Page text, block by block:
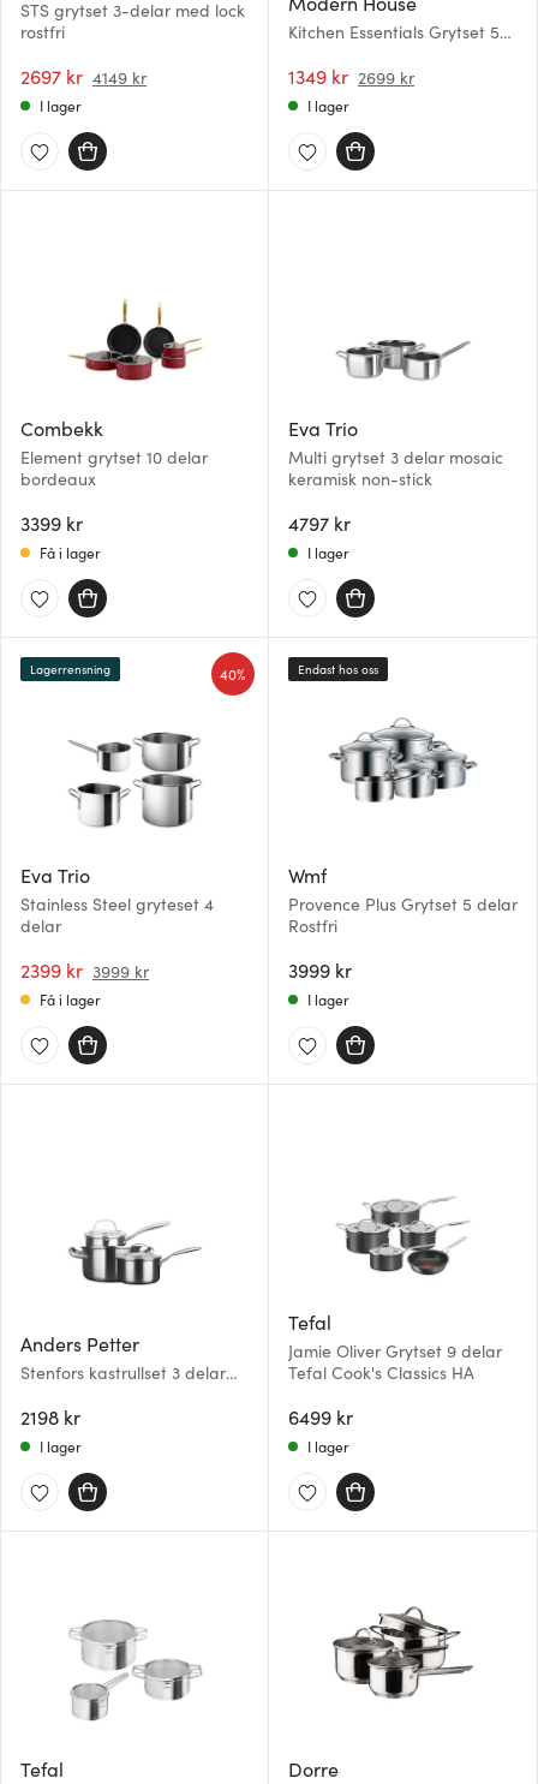
STS grytset 3-delar med lock
rostfri
2697 kr 4149 kr
I lager
Kitchen Essentials Grytset 5
1349 kr 2699 kr
I lager
Combekk
Element grytset 10 delar
bordeaux
3399 kr
Få i lager
Eva Trio
Multi grytset 3 delar mosaic
keramisk non-stick
4797 kr
I lager
Eva Trio
Stainless Steel gryteset 4
delar
2399 kr 3999 kr
40%
Lagerrensning
Få i lager
Wmf
Provence Plus Grytset 5 delar
Rostfri
3999 kr
Endast hos oss
I lager
Anders Petter
Stenfors kastrullset 3 delar
matt
2198 kr
I lager
Tefal
Jamie Oliver Grytset 9 delar
Tefal Cook's Classics HA
6499 kr
I lager
Tefal Dorre